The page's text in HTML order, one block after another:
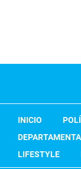
INICIO
LIFESTYLE